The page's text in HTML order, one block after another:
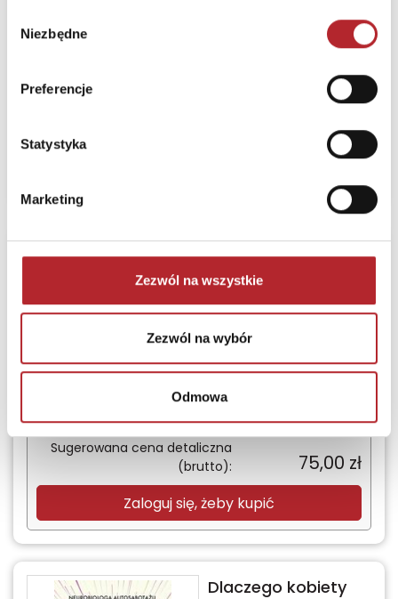
zgody
Niezbędne
Preferencje
Statystyka
Marketing
Zezwól na wszystkie
Zezwól na wybór
Odmowa
54,99zł
skutecznie
potencjał zespołu
Rebis
Termin realizacji
Sugerowana cena detaliczna
(brutto):
75,00 zł
Zaloguj się, żeby kupić
Dlaczego kobiety